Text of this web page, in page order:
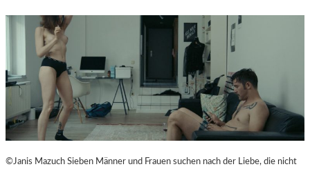
©Janis Mazuch Sieben Männer und Frauen suchen nach der Liebe, die nicht